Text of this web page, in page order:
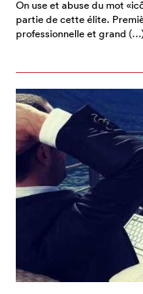
On use et abuse du mot
partie de cette élite.
professionnelle et grand